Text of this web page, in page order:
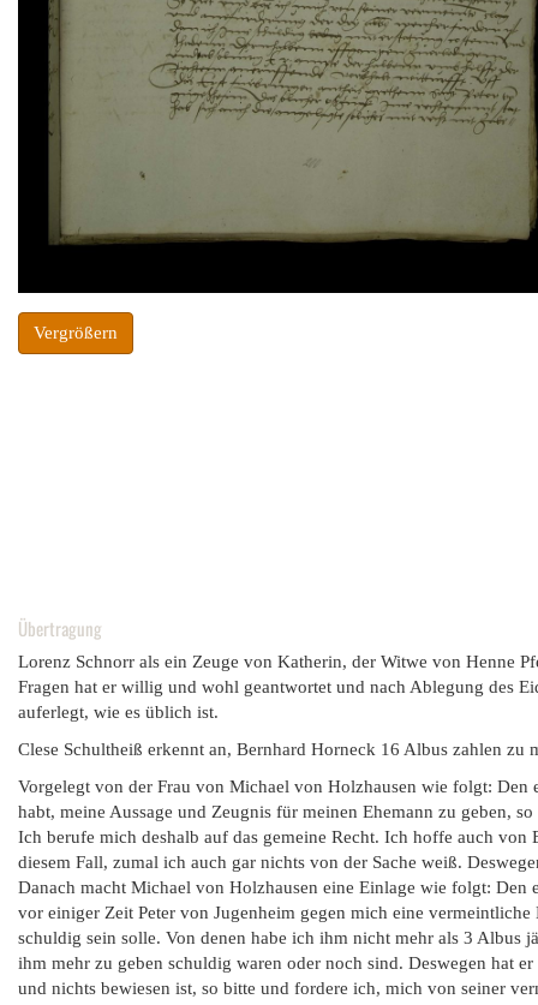
Vergrößern
Übertragung
Lorenz Schnorr als ein Zeuge von Katherin, der Witwe von Henne
Fragen hat er willig und wohl geantwortet und nach Ablegung des
auferlegt, wie es üblich ist.
Clese Schultheiß erkennt an, Bernhard Horneck 16 Albus zahlen zu
Vorgelegt von der Frau von Michael von Holzhausen wie folgt: Den
habt, meine Aussage und Zeugnis für meinen Ehemann zu geben,
Ich berufe mich deshalb auf das gemeine Recht. Ich hoffe auch
diesem Fall, zumal ich auch gar nichts von der Sache weiß.
Danach macht Michael von Holzhausen eine Einlage wie folgt:
vor einiger Zeit Peter von Jugenheim gegen mich eine
schuldig sein solle. Von denen habe ich ihm nicht mehr als 3 Albus
ihm mehr zu geben schuldig waren oder noch sind. Deswegen hat
und nichts bewiesen ist, so bitte und fordere ich, mich von seiner